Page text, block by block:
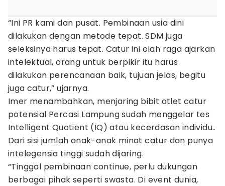
“Ini PR kami dan pusat. Pembinaan usia dini
dilakukan dengan metode tepat. SDM juga
seleksinya harus tepat. Catur ini olah raga ajarkan
intelektual, orang untuk berpikir itu harus
dilakukan perencanaan baik, tujuan jelas, begitu
juga catur,” ujarnya.
Imer menambahkan, menjaring bibit atlet catur
potensial Percasi Lampung sudah menggelar tes
Intelligent Quotient (IQ) atau kecerdasan individu..
Dari sisi jumlah anak-anak minat catur dan punya
intelegensia tinggi sudah dijaring.
“Tinggal pembinaan continue, perlu dukungan
berbagai pihak seperti swasta. Di event dunia,